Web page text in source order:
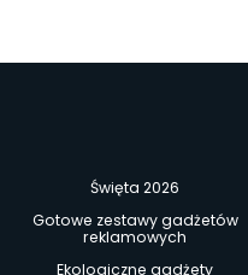
Święta 2026
Gotowe zestawy gadżetów
reklamowych
Ekologiczne gadżety